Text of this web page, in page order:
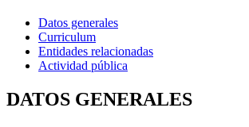
Datos generales
Curriculum
Entidades relacionadas
Actividad pública
DATOS GENERALES